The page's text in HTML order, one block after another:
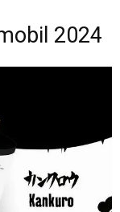
2024